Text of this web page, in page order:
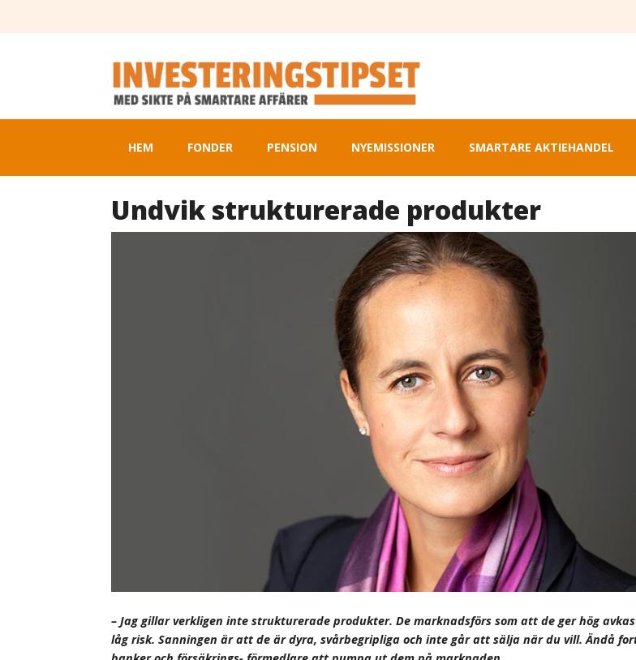
HEM FONDER PENSION NYEMISSIONER SMARTARE AKTIEHANDEL
Undvik strukturerade produkter
– Jag gillar verkligen inte strukturerade produkter. De marknadsförs som att de ger hög
låg risk. Sanningen är att de är dyra, svårbegripliga och inte går att sälja när du vill. Ändå